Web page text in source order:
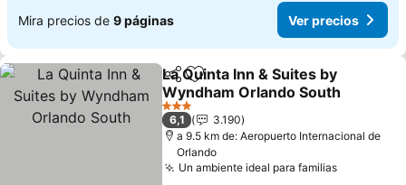
Mira precios de 9 páginas Ver precios
CompartirAgregar a favoritos
La Quinta Inn & Suites by
Wyndham Orlando South
Ver precios
3 Estrellas
6,1
3.190
a 9.5 km de: Aeropuerto Internacional de
Orlando
Un ambiente ideal para familiasVer